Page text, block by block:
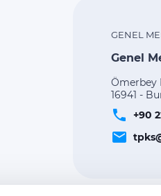
GENEL
Genel
Ömerbey
16941 -
phone +90
email